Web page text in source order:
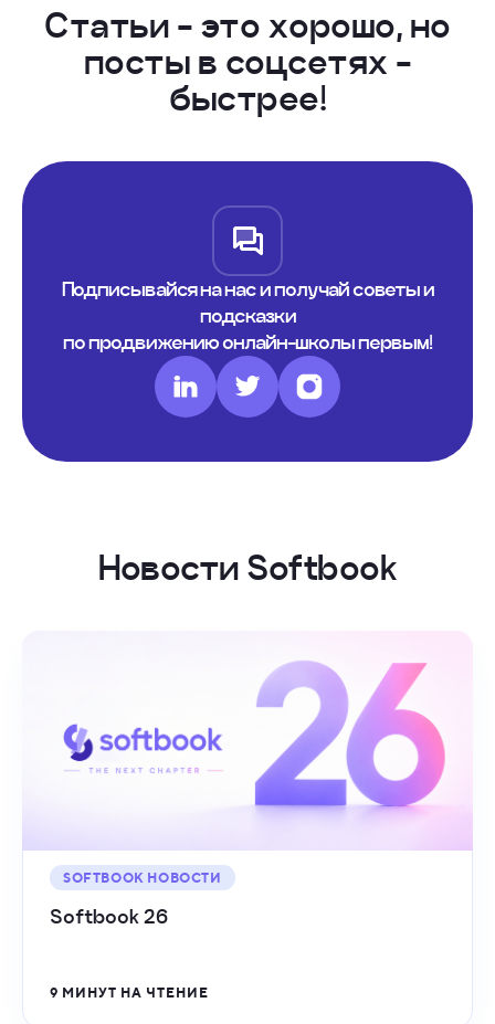
Статьи - это хорошо, но
посты в соцсетях -
быстрее!
Подписывайся на нас и получай советы и
подсказки
по продвижению онлайн-школы первым!
Новости Softbook
SOFTBOOK НОВОСТИ
Softbook 26
9 МИНУТ НА ЧТЕНИЕ